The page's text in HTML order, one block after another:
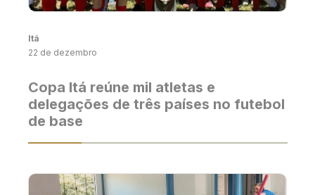
Itá
22 de dezembro
Copa Itá reúne mil atletas e
delegações de três países no futebol
de base